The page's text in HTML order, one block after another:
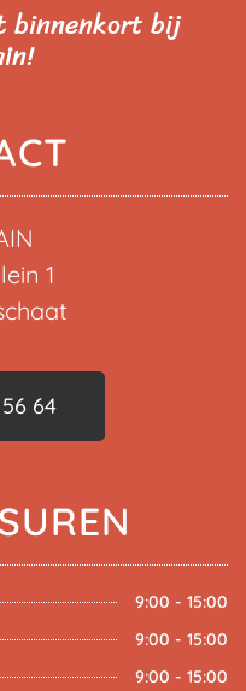
binnenkort bij
1
64
9:00 - 15:00
9:00 - 15:00
9:00 - 15:00